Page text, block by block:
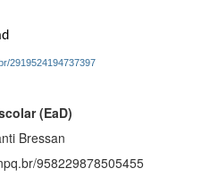
2919524194737397
(EaD)
Bressan
958229878505455